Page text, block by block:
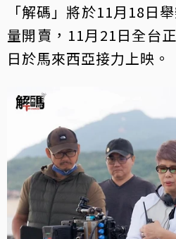
「解碼」將於11月18日
量開賣，11月21日全台
日於馬來西亞接力上映。